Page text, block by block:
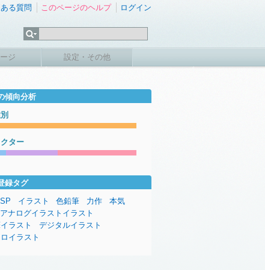
る質問 このページのヘルプ ログイン
ジ 設定・その他
傾向分析
ター
録タグ
SP イラスト 色鉛筆 力作
本気
アナログイラストイラスト
ラスト
デジタルイラスト
イラスト